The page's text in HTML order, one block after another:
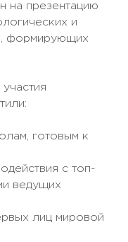
на презентацию
и
формирующих
готовым к
с топ-
ведущих
лиц мировой